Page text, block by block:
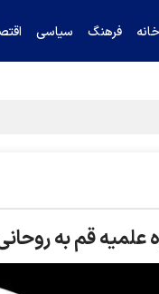
خانه فرهنگ سیاسی
خرازی درباره پزشکیان را
قم به